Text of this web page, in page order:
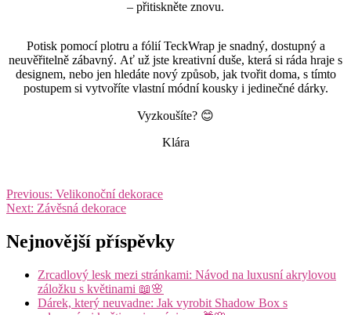
– přitiskněte znovu.
Potisk pomocí plotru a fólií TeckWrap je snadný, dostupný a
neuvěřitelně zábavný. Ať už jste kreativní duše, která si ráda hraje s
designem, nebo jen hledáte nový způsob, jak tvořit doma, s tímto
postupem si vytvoříte vlastní módní kousky i jedinečné dárky.
Vyzkoušíte? 😊
Klára
Navigace
pro
příspěvek
Previous: Velikonoční dekorace
Next: Závěsná dekorace
Nejnovější příspěvky
Zrcadlový lesk mezi stránkami: Návod na luxusní akrylovou
záložku s květinami 📖🌸
Dárek, který neuvadne: Jak vyrobit Shadow Box s